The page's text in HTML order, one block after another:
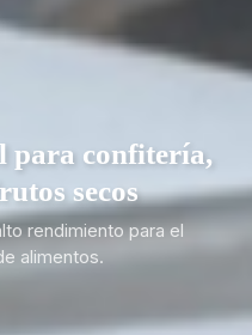
para confitería,
secos
rendimiento para el
alimentos.